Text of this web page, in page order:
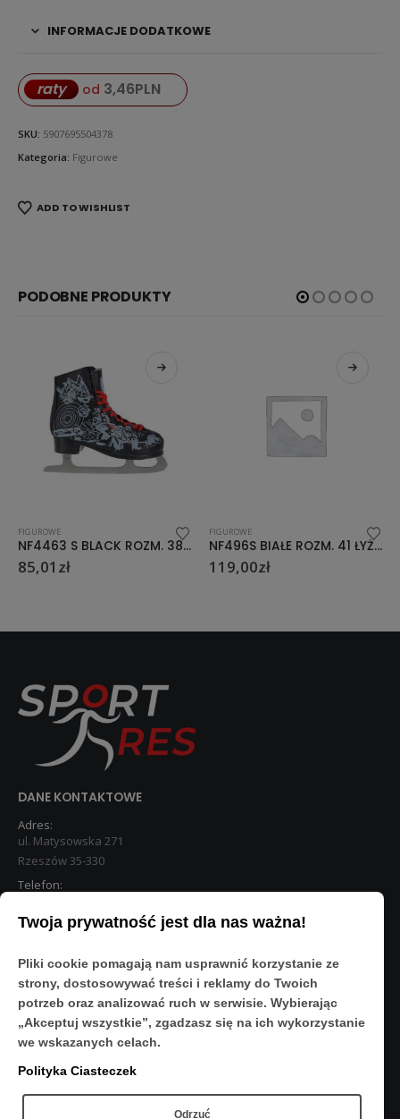
INFORMACJE DODATKOWE
raty od 3,46PLN
SKU: 5907695504378
Kategoria: Figurowe
ADD TO WISHLIST
PODOBNE PRODUKTY
NF4463 S BLACK ROZM. 38 ŁYŻWY FIGUROWE NILS EXTREME
FIGUROWE
NF496S BIAŁE ROZM. 41 ŁYŻWY FIGUROWE NILS EXTREME
119,00
FIGUROWE
135,00
DANE KONTAKTOWE
Adres:
ul. Matysowska 271
Rzeszów 35-330
Telefon:
STREFA KLIENTA
Moje konto
O Nas
Polityka prywatności
Regulamin
FAQ
OBSERWUJ NAS
Twoja prywatność jest dla nas ważna!
Pliki cookie pomagają nam usprawnić korzystanie ze
strony, dostosowywać treści i reklamy do Twoich
potrzeb oraz analizować ruch w serwisie. Wybierając
„Akceptuj wszystkie”, zgadzasz się na ich wykorzystanie
we wskazanych celach.
Polityka Ciasteczek
Odrzuć